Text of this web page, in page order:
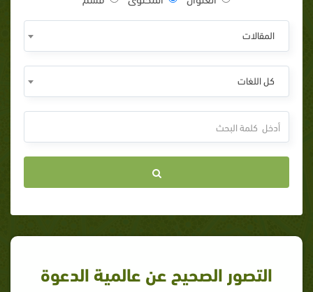
المقالات
كل اللغات
التصور الصحيح عن عالمية الدعوة